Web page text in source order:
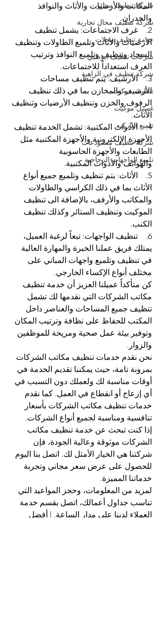
شركة تنظيف ستائر
شركة تنظيف محال تجارية
خدمة تنظيف محلات
شركات تنظيف ابوظبي
شركة تنظيف في الزاهية
تنظيف موكيت
غسيل موكيت
تلميع الباركيه
شركة تنظيف مستودعات
تلميع الواجهات الزجاجية
المكاتب والأرضيات والأثاث والنوافذ
والجدران.
2.    غرف الاجتماعات: يشمل تنظيف
الأرضيات والأثاث وتلميع الطاولات وتنظيف
السجاد وتنظيف وتلميع النوافذ وترتيب
الغرف استعداداً للاجتماعات.
3.    الأرشيف: يتم تنظيف مساحات
الأرشيف والمخازن بما في ذلك تنظيف
الرفوف والخزن وتنظيف الأرضيات وتنظيف
الأثاث.
4.    الأدوات المكتبية: تشمل الخدمة تنظيف
الأجهزة الإلكترونية والأجهزة المكتبية مثل
الطابعات والأجهزة الحاسوبية
والهواتف والأدوات المكتبية.
5.    الأثاث: يتم تنظيف وتلميع جميع أنواع
الأثاث بما في ذلك الكراسي والطاولات
والمكاتب والأرفف، بالإضافة الى تنظيف
الموكيت وتنظيف الستائر وكذلك تنظيف
الكنب.
6.    تنظيف الواجهات: تبعاً لرغبة العميل،
يمتلك فريق عملنا الخبرة والمهارة العالية
في تنظيف وتلميع واجهات المباني على
مختلف أنواع الإكساء الخارجي.
كن متأكداً عميلنا العزيز أن خدمة تنظيف
مكاتب الشركات التي نقدمها لك تشمل
تنظيف جميع المساحات والعناصر داخل
المكتب للحفاظ على نظافة وترتيب المكان
وتوفير بيئة عمل صحية ومريحة للموظفين
والزوار.
نحن نقدم خدمات تنظيف مكاتب الشركات
بمرونة تامة، حيث يمكننا تقديم الخدمة في
أوقات مناسبة لك ولعملك دون التسبب في
أي إزعاج أو انقطاع في العمل. كما نقدم
خدمات تنظيف مكاتب الشركات بأسعار
تنافسية ومناسبة لجميع أنواع الشركات.
إذا كنت تبحث عن خدمة تنظيف مكاتب
الشركات موثوقة وعالية الجودة، فإن
شركتنا هي الخيار الأمثل لك. اتصل بنا اليوم
للحصول على عرض سعر مجاني وتجربة
خدماتنا المميزة.
لمزيد من المعلومات، وحجز المواعيد التي
تناسب جداول أعمالك، اتصل بقسم خدمة
العملاء لدينا على مدار الساعة. | أفضل